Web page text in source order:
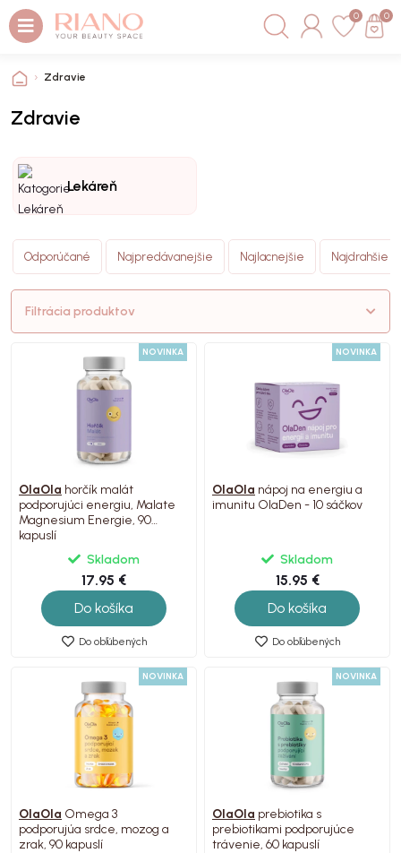
0 0
Zdravie
Zdravie
Lekáreň
Odporúčané Najpredávanejšie Najlacnejšie Najdrahšie
Filtrácia produktov
NOVINKA
OlaOla horčík malát
podporujúci energiu, Malate
Magnesium Energie, 90
kapuslí
Skladom
17.95 €
Do košíka
Do obľúbených
NOVINKA
OlaOla nápoj na energiu a
imunitu OlaDen - 10 sáčkov
Skladom
15.95 €
Do košíka
Do obľúbených
NOVINKA
OlaOla Omega 3
podporujúa srdce, mozog a
zrak, 90 kapuslí
NOVINKA
OlaOla prebiotika s
prebiotikami podporujúce
trávenie, 60 kapuslí